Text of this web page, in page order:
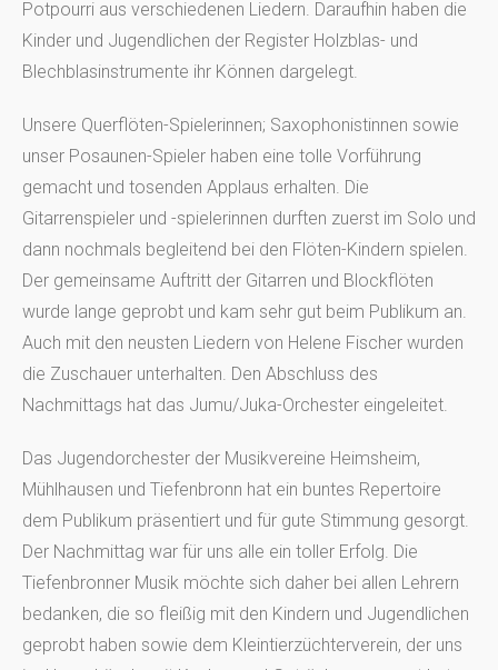
Potpourri aus verschiedenen Liedern. Daraufhin haben die
Kinder und Jugendlichen der Register Holzblas- und
Blechblasinstrumente ihr Können dargelegt.
Unsere Querflöten-Spielerinnen; Saxophonistinnen sowie
unser Posaunen-Spieler haben eine tolle Vorführung
gemacht und tosenden Applaus erhalten. Die
Gitarrenspieler und -spielerinnen durften zuerst im Solo und
dann nochmals begleitend bei den Flöten-Kindern spielen.
Der gemeinsame Auftritt der Gitarren und Blockflöten
wurde lange geprobt und kam sehr gut beim Publikum an.
Auch mit den neusten Liedern von Helene Fischer wurden
die Zuschauer unterhalten. Den Abschluss des
Nachmittags hat das Jumu/Juka-Orchester eingeleitet.
Das Jugendorchester der Musikvereine Heimsheim,
Mühlhausen und Tiefenbronn hat ein buntes Repertoire
dem Publikum präsentiert und für gute Stimmung gesorgt.
Der Nachmittag war für uns alle ein toller Erfolg. Die
Tiefenbronner Musik möchte sich daher bei allen Lehrern
bedanken, die so fleißig mit den Kindern und Jugendlichen
geprobt haben sowie dem Kleintierzüchterverein, der uns